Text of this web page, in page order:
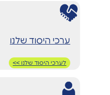
ערכי היסוד שלנו
לערכי היסוד שלנו >>